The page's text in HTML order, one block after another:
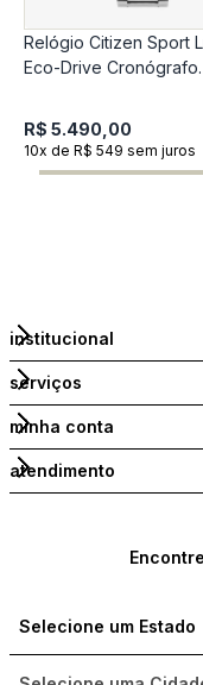
Relógio Citizen Sport
Eco-Drive Cronógrafo
85ZN
R$ 5.490,00
10x de R$ 549 sem juros
institucional
serviços
minha conta
atendimento